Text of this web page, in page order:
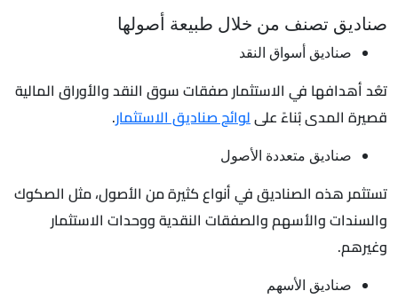
صناديق تصنف من خلال طبيعة أصولها
صناديق أسواق النقد
تعُد أهدافها في الاستثمار صفقات سوق النقد والأوراق المالية
قصيرة المدى بُناءً علىلوائح صناديق الاستثمار.
صناديق متعددة الأصول
تستثمر هذه الصناديق في أنواع كثيرة من الأصول، مثل الصكوك
والسندات والأسهم والصفقات النقدية ووحدات الاستثمار
وغيرهم.
صناديق الأسهم